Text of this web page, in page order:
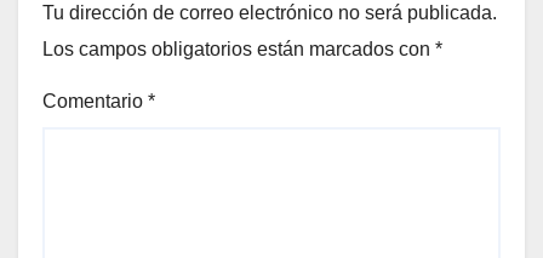
Tu dirección de correo electrónico no será publicada.
Los campos obligatorios están marcados con *
Comentario *